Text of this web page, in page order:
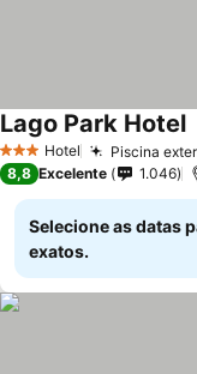
3 EstrelasHotel Piscina
Lago Park Hotel
8,8 Excelente 1.046
Selecione as datas
exatos.